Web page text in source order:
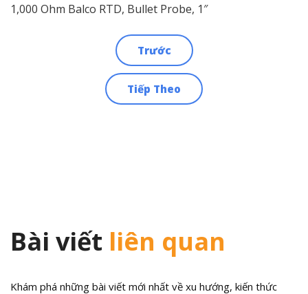
1,000 Ohm Balco RTD, Bullet Probe, 1″
Trước
Tiếp Theo
Bài viết liên quan
Khám phá những bài viết mới nhất về xu hướng, kiến thức